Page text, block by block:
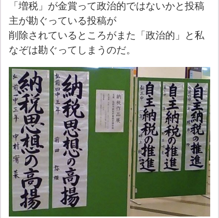
「増税」が金賞って政治的ではないかと投稿
主が勘ぐっている投稿が
削除されているところがまた「政治的」と私
なぞは勘ぐってしまうのだ。